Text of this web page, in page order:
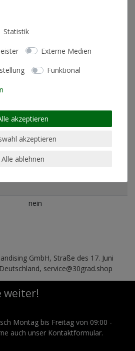
Loose Fit (lockere Passform)
Maschinenwäsche linksrum
nein
nein
GmbH, Straße des 17. Juni
service@30grad.shop
weiter!
Montag bis Freitag von 09:00 -
auch unser Kontaktformular.
Statistik
Externe Medien
Funktional
akzeptieren
akzeptieren
Alle ablehnen